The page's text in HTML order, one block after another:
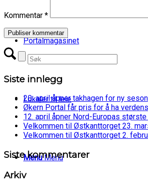
Portalmagasinet
Lokaler til leie
Menu Menu
Kommentar *
Siste innlegg
20. april åpner takhagen for ny
Økern Portal får pris for å ha
12. april åpner Nord-Europas
Velkommen til Østkanttorget 23.
Velkommen til Østkanttorget 2.
Siste kommentarer
Arkiv